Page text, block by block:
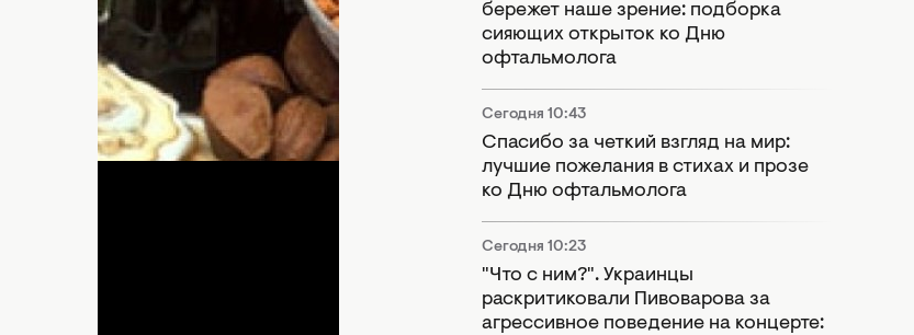
в день, хотя рекомендуемая
старше 31 года в день.
ожирение
бережет наше зрение: подборка
сияющих открыток ко Дню
офтальмолога
Сегодня 10:43
Спасибо за четкий взгляд на мир:
лучшие пожелания в стихах и прозе
ко Дню офтальмолога
Сегодня 10:23
"Что с ним?". Украинцы
раскритиковали Пивоварова за
агрессивное поведение на концерте: